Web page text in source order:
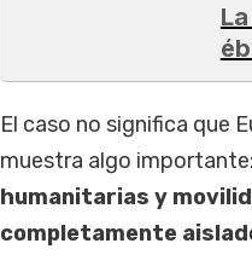
El caso no significa que
muestra algo importante:
humanitarias y
completamente